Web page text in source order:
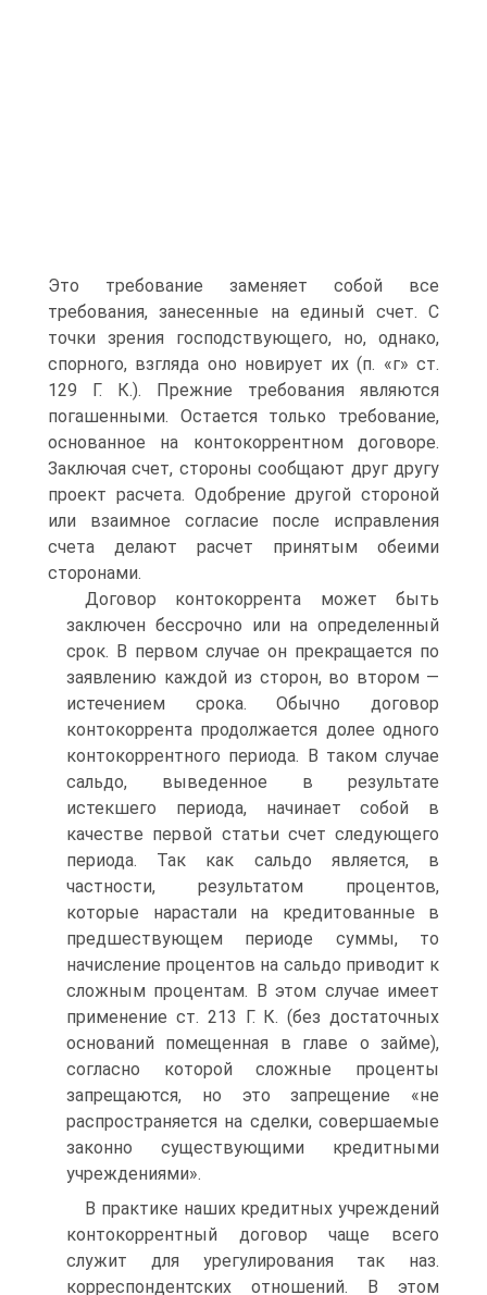
Это требование заменяет собой все
требования, занесенные на единый счет. С
точки зрения господствующего, но, однако,
спорного, взгляда оно новирует их (п. «г» ст.
129 Г. К.). Прежние требования являются
погашенными. Остается только требование,
основанное на контокоррентном договоре.
Заключая счет, стороны сообщают друг другу
проект расчета. Одобрение другой стороной
или взаимное согласие после исправления
счета делают расчет принятым обеими
сторонами.
Договор контокоррента может быть
заключен бессрочно или на определенный
срок. В первом случае он прекращается по
заявлению каждой из сторон, во втором —
истечением срока. Обычно договор
контокоррента продолжается долее одного
контокоррентного периода. В таком случае
сальдо, выведенное в результате
истекшего периода, начинает собой в
качестве первой статьи счет следующего
периода. Так как сальдо является, в
частности, результатом процентов,
которые нарастали на кредитованные в
предшествующем периоде суммы, то
начисление процентов на сальдо приводит к
сложным процентам. В этом случае имеет
применение ст. 213 Г. К. (без достаточных
оснований помещенная в главе о займе),
согласно которой сложные проценты
запрещаются, но это запрещение «не
распространяется на сделки, совершаемые
законно существующими кредитными
учреждениями».
В практике наших кредитных учреждений
контокоррентный договор чаще всего
служит для урегулирования так наз.
корреспондентских отношений. В этом